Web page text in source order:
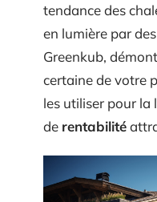
tendance des
en lumière par
Greenkub,
certaine de votre
les utiliser pour la
de rentabilité